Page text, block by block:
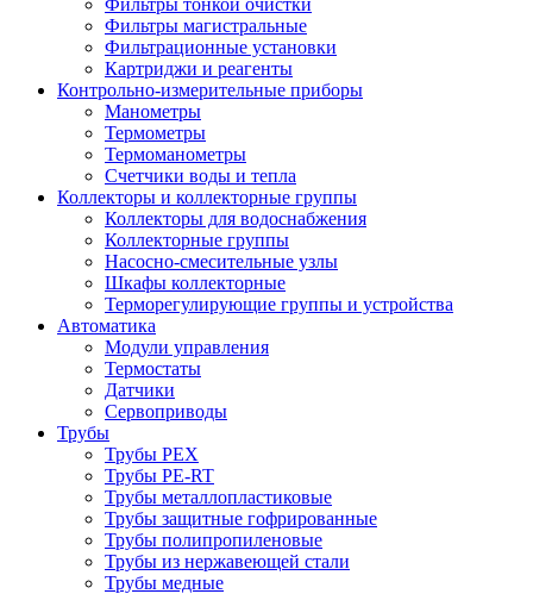
Фильтры магистральные
Фильтрационные установки
Картриджи и реагенты
Контрольно-измерительные приборы
Манометры
Термометры
Термоманометры
Счетчики воды и тепла
Коллекторы и коллекторные группы
Коллекторы для водоснабжения
Коллекторные группы
Насосно-смесительные узлы
Шкафы коллекторные
Терморегулирующие группы и устройства
Автоматика
Модули управления
Термостаты
Датчики
Сервоприводы
Трубы
Трубы PEX
Трубы PE-RT
Трубы металлопластиковые
Трубы защитные гофрированные
Трубы полипропиленовые
Трубы из нержавеющей стали
Трубы медные